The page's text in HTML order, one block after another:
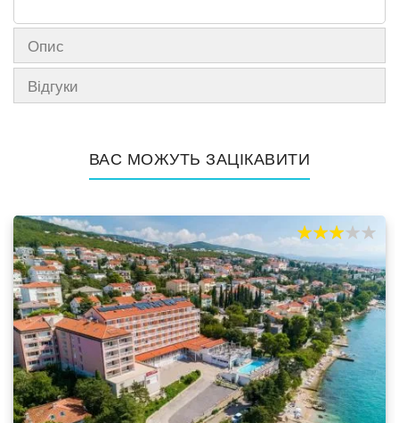
Опис
Відгуки
ВАС МОЖУТЬ ЗАЦІКАВИТИ
60%
% of